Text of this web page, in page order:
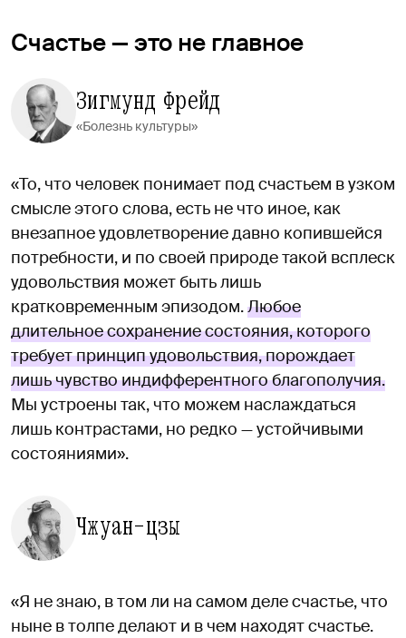
Счастье — это не главное
Зигмунд Фрейд
«Болезнь культуры»
«То, что человек понимает под счастьем в узком
смысле этого слова, есть не что иное, как
внезапное удовлетворение давно копившейся
потребности, и по своей природе такой всплеск
удовольствия может быть лишь
кратковременным эпизодом.Любое
длительное сохранение состояния, которого
требует принцип удовольствия, порождает
лишь чувство индифферентного благополучия.
Мы устроены так, что можем наслаждаться
лишь контрастами, но редко — устойчивыми
состояниями».
Чжуан-цзы
«Я не знаю, в том ли на самом деле счастье, что
ныне в толпе делают и в чем находят счастье.